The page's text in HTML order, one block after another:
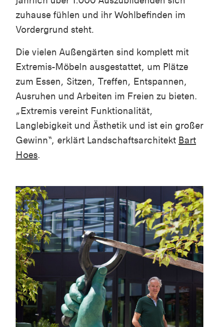
zuhause fühlen und ihr Wohlbefinden im
Vordergrund steht.
Die vielen Außengärten sind komplett mit
Extremis-Möbeln ausgestattet, um Plätze
zum Essen, Sitzen, Treffen, Entspannen,
Ausruhen und Arbeiten im Freien zu bieten.
„Extremis vereint Funktionalität,
Langlebigkeit und Ästhetik und ist ein großer
Gewinn“, erklärt Landschaftsarchitekt Bart
Hoes.